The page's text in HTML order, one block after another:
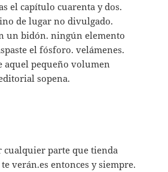
el capítulo cuarenta y dos.
de lugar no divulgado.
un bidón. ningún elemento
el fósforo. velámenes.
aquel pequeño volumen
sopena.
cualquier parte que tienda
verán.es entonces y siempre.